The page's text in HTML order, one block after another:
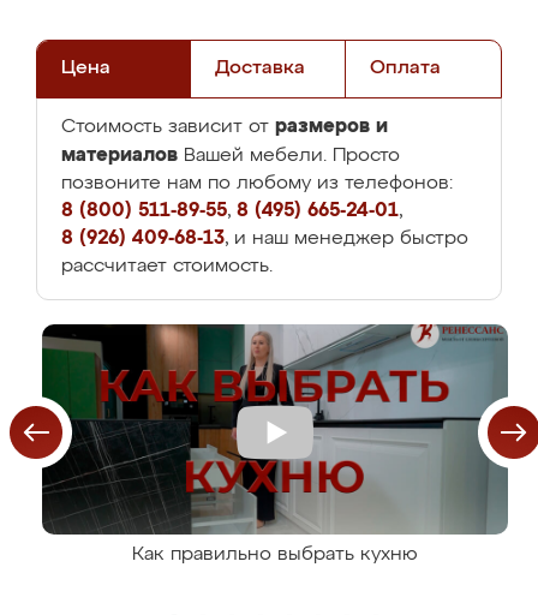
Цена Доставка Оплата
Стоимость зависит от размеров и
материалов Вашей мебели. Просто
позвоните нам по любому из телефонов:
8 (800) 511-89-55, 8 (495) 665-24-01,
8 (926) 409-68-13, и наш менеджер быстро
рассчитает стоимость.
Как правильно выбрать кухню